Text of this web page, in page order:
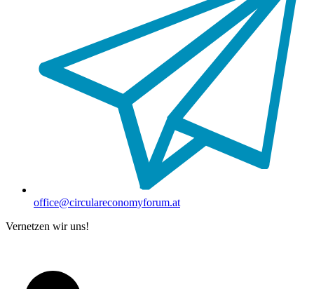
office@circulareconomyforum.at
Vernetzen wir uns!